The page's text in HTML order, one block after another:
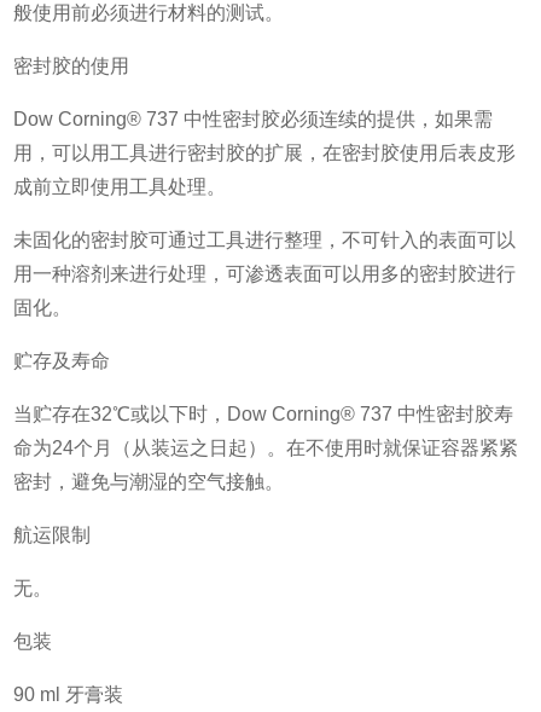
般使用前必须进行材料的测试。
密封胶的使用
Dow Corning® 737 中性密封胶必须连续的提供，如果需
用，可以用工具进行密封胶的扩展，在密封胶使用后表皮形
成前立即使用工具处理。
未固化的密封胶可通过工具进行整理，不可针入的表面可以
用一种溶剂来进行处理，可渗透表面可以用多的密封胶进行
固化。
贮存及寿命
当贮存在32℃或以下时，Dow Corning® 737 中性密封胶寿
命为24个月（从装运之日起）。在不使用时就保证容器紧紧
密封，避免与潮湿的空气接触。
航运限制
无。
包装
90 ml 牙膏装